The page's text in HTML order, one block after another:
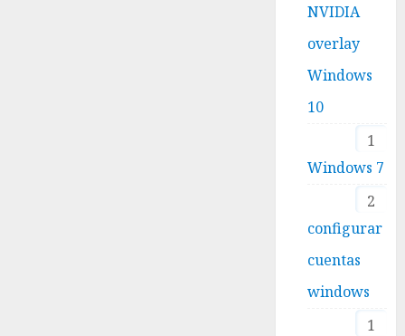
NVIDIA
overlay
Windows
10
1
Windows 7
2
configurar
cuentas
windows
1